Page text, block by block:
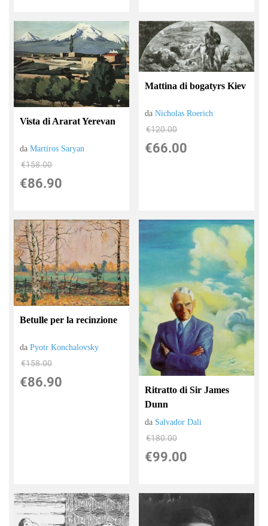
Vista di Ararat Yerevan
daMartiros Saryan
€158.00
€86.90
Mattina di bogatyrs Kiev
daNicholas Roerich
€120.00
€66.00
Betulle per la recinzione
daPyotr Konchalovsky
€158.00
€86.90
Ritratto di Sir James
Dunn
da Salvador Dali
€180.00
€99.00